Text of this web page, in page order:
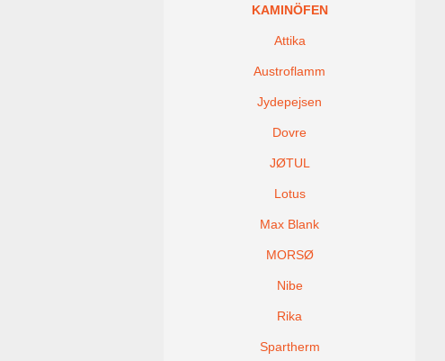
KAMINÖFEN
Attika
Austroflamm
Jydepejsen
Dovre
JØTUL
Lotus
Max Blank
MORSØ
Nibe
Rika
Spartherm